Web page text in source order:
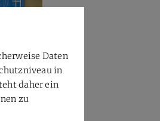
Daten
in
daher ein
zu